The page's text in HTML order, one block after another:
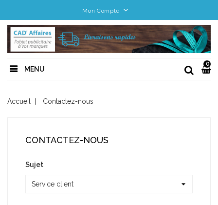
Mon Compte
0
MENU
Accueil Contactez-nous
CONTACTEZ-NOUS
Sujet